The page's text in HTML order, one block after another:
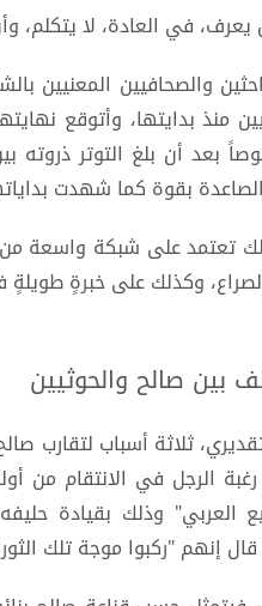
يعرف، في العادة، لا
والصحافيين ‏المعنيين
بعد أن بلغ التوتر ذروته
بقوة كما شهدت
تعتمد على شبكة واسعة من
وكذلك على خبرةٍ
بين صالح والحوثيين
ثلاثة أسباب لتقارب
الرجل في الانتقام من
العربي" وذلك بقيادة
قال إنهم "ركبوا موجة تلك